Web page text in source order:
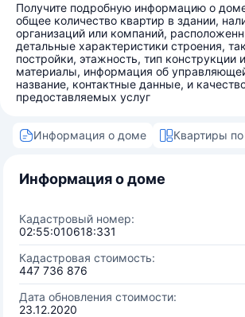
Получите подробную информацию о
общее количество квартир в здании,
организаций или компаний,
детальные характеристики строения,
постройки, этажность, тип конструкции
материалы, информация об
название, контактные данные, и
предоставляемых услуг
Информация о доме Квартиры
Информация о доме
Кадастровый номер:
02:55:010618:331
Кадастровая стоимость:
447 736 876
Дата обновления стоимости:
23.12.2020